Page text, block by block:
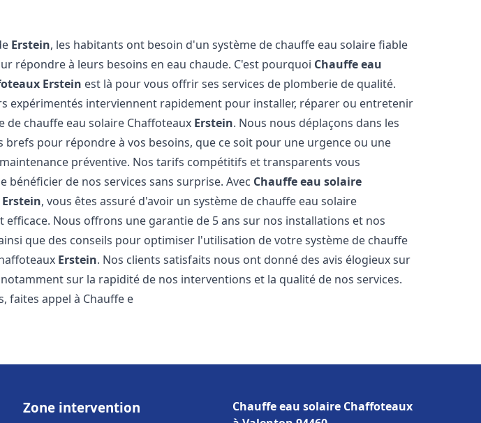
Erstein, les habitants ont besoin d'un système de chauffe eau solaire fiable
répondre à leurs besoins en eau chaude. C'est pourquoi Chauffe eau
Erstein est là pour vous offrir ses services de plomberie de qualité.
expérimentés interviennent rapidement pour installer, réparer ou entretenir
de chauffe eau solaire Chaffoteaux Erstein. Nous nous déplaçons dans les
brefs pour répondre à vos besoins, que ce soit pour une urgence ou une
préventive. Nos tarifs compétitifs et transparents vous
bénéficier de nos services sans surprise. Avec Chauffe eau solaire
Erstein, vous êtes assuré d'avoir un système de chauffe eau solaire
efficace. Nous offrons une garantie de 5 ans sur nos installations et nos
que des conseils pour optimiser l'utilisation de votre système de chauffe
Erstein. Nos clients satisfaits nous ont donné des avis élogieux sur
sur la rapidité de nos interventions et la qualité de nos services.
faites appel à Chauffe e
Zone intervention
Chauffe eau solaire Chaffoteaux